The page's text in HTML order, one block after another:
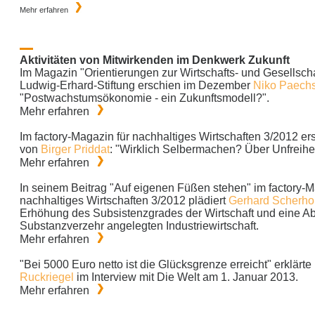
Mehr erfahren
Aktivitäten von Mitwirkenden im Denkwerk Zukunft
Im Magazin "Orientierungen zur Wirtschafts- und
Ludwig-Erhard-Stiftung erschien im Dezember Niko
"Postwachstumsökonomie - ein Zukunftsmodell?".
Mehr erfahren
Im factory-Magazin für nachhaltiges Wirtschaften 3/2012
von Birger Priddat: "Wirklich Selbermachen? Über
Mehr erfahren
In seinem Beitrag "Auf eigenen Füßen stehen" im factory-
nachhaltiges Wirtschaften 3/2012 plädiertGerhard
Erhöhung des Subsistenzgrades der Wirtschaft und eine
Substanzverzehr angelegten Industriewirtschaft.
Mehr erfahren
"Bei 5000 Euro netto ist die Glücksgrenze erreicht" erklärte
Ruckriegel im Interview mit Die Welt am 1. Januar 2013.
Mehr erfahren